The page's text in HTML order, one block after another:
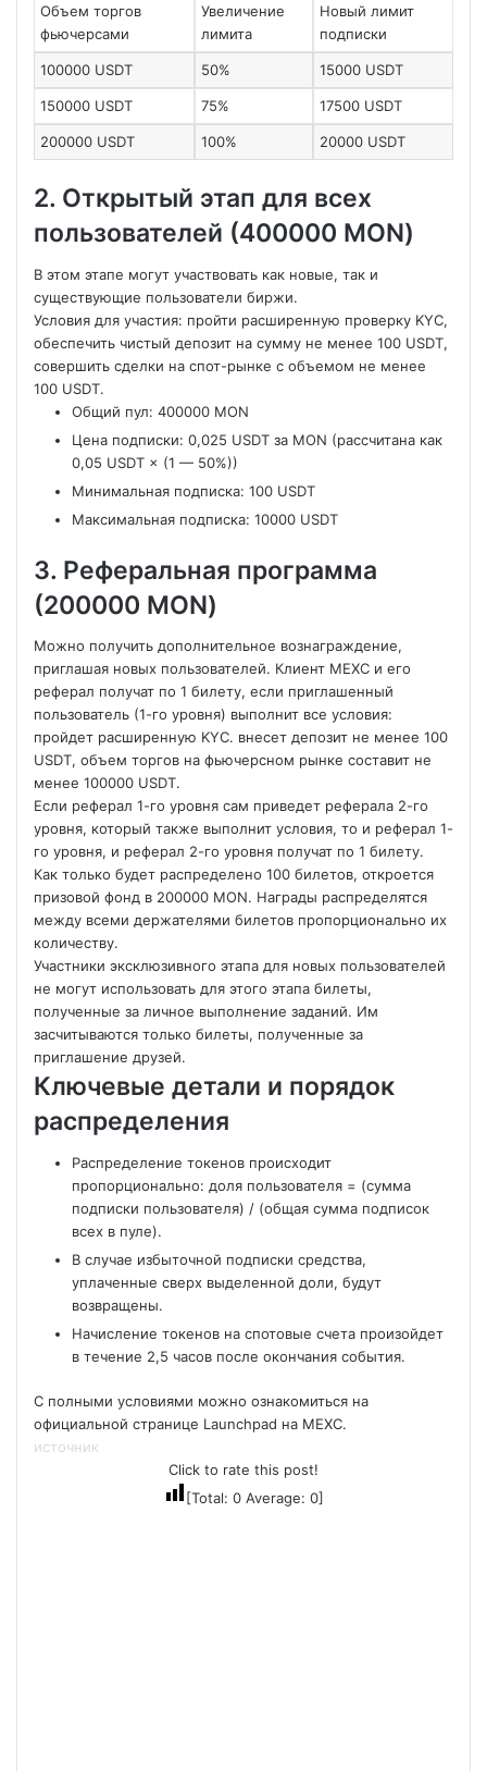
Объем торгов
фьючерсами
Увеличение
лимита
Новый лимит
подписки
100000 USDT 50% 15000 USDT
150000 USDT 75% 17500 USDT
200000 USDT 100% 20000 USDT
2. Открытый этап для всех
пользователей (400000 MON)
В этом этапе могут участвовать как новые, так и
существующие пользователи биржи.
Условия для участия: пройти расширенную проверку KYC,
обеспечить чистый депозит на сумму не менее 100 USDT,
совершить сделки на спот-рынке с объемом не менее
100 USDT.
Общий пул: 400000 MON
Цена подписки: 0,025 USDT за MON (рассчитана как
0,05 USDT × (1 — 50%))
Минимальная подписка: 100 USDT
Максимальная подписка: 10000 USDT
3. Реферальная программа
(200000 MON)
Можно получить дополнительное вознаграждение,
приглашая новых пользователей. Клиент MEXC и его
реферал получат по 1 билету, если приглашенный
пользователь (1-го уровня) выполнит все условия:
пройдет расширенную KYC. внесет депозит не менее 100
USDT, объем торгов на фьючерсном рынке составит не
менее 100000 USDT.
Если реферал 1-го уровня сам приведет реферала 2-го
уровня, который также выполнит условия, то и реферал 1-
го уровня, и реферал 2-го уровня получат по 1 билету.
Как только будет распределено 100 билетов, откроется
призовой фонд в 200000 MON. Награды распределятся
между всеми держателями билетов пропорционально их
количеству.
Участники эксклюзивного этапа для новых пользователей
не могут использовать для этого этапа билеты,
полученные за личное выполнение заданий. Им
засчитываются только билеты, полученные за
приглашение друзей.
Ключевые детали и порядок
распределения
Распределение токенов происходит
пропорционально: доля пользователя = (сумма
подписки пользователя) / (общая сумма подписок
всех в пуле).
В случае избыточной подписки средства,
уплаченные сверх выделенной доли, будут
возвращены.
Начисление токенов на спотовые счета произойдет
в течение 2,5 часов после окончания события.
С полными условиями можно ознакомиться на
официальной странице Launchpad на MEXC.
источник
Click to rate this post!
[Total: 0Average: 0]